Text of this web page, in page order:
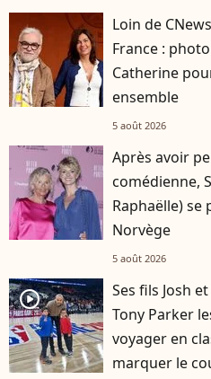
Loin de
France :
Catherine
ensemble
5 août 2026
Après avoir
comédienne,
Raphaëlle) se
Norvège
5 août 2026
player2
Ses fils Josh
Tony Parker
voyager en
marquer le